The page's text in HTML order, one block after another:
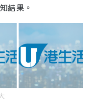
結果。